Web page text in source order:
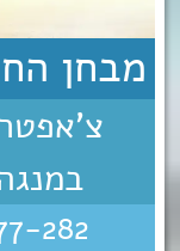
מבחן
282